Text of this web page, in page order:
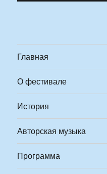
Главная
О фестивале
История
Авторская музыка
Программа